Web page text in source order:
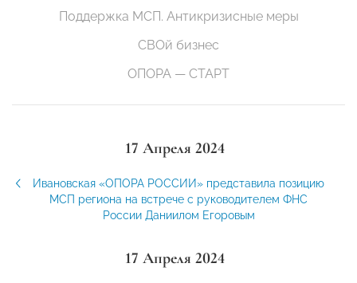
Поддержка МСП. Антикризисные меры
СВОй бизнес
ОПОРА — СТАРТ
17 Апреля 2024
Ивановская «ОПОРА РОССИИ» представила позицию
МСП региона на встрече с руководителем ФНС
России Даниилом Егоровым
17 Апреля 2024